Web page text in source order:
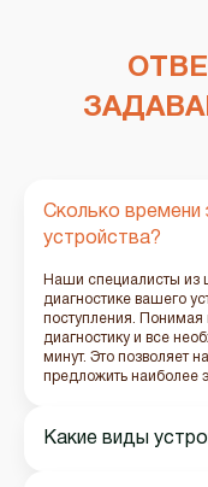
Сколько времени
устройства?
Наши специалисты из
диагностике вашего
поступления.
диагностику и все
минут. Это позволяет
предложить наиболее
Какие виды